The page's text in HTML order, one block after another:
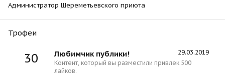
Администратор Шереметьевского приюта
Трофеи
30 29.03.2019
Любимчик публики!
Контент, который вы разместили привлек 500
лайков.